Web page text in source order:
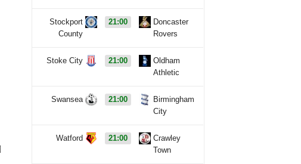
Stockport
County
21:00
Doncaster
Rovers
Stoke City 21:00
Oldham
Athletic
Swansea 21:00
Birmingham
City
Watford 21:00
Crawley
Town